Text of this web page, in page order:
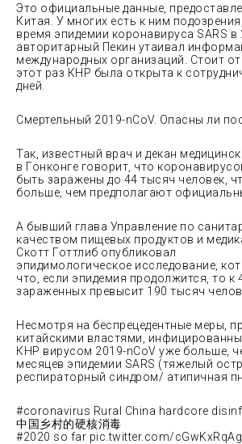
Это официальные данные,
Китая. У многих есть к ним
время эпидемии коронавируса SARS в
авторитарный Пекин утаивал
международных организаций. Стоит
этот раз КНР была открыта к
дней.
Смертельный 2019-nCoV. Опасны ли
Так, известный врач и декан
в Гонконге говорит, что
быть заражены до 44 тысяч человек,
больше, чем предполагают
А бывший глава Управление по
качеством пищевых продуктов и
Скотт Готтлиб опубликовал
эпидимологическое исследование,
что, если эпидемия продолжится, то к
зараженных превысит 190 тысяч
Несмотря на беспрецедентные меры,
китайскими властями,
КНР вирусом 2019-nCoV уже больше,
месяцев эпидемии SARS (тяжелый
респираторный синдром/ атипичная
#coronavirus Rural China hardcore
中国乡村的硬核消毒
#2020 so far pic.twitter.com/